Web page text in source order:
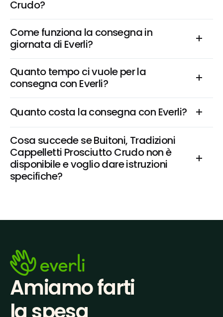
Crudo?
Come funziona la consegna in
giornata di Everli?
Quanto tempo ci vuole per la
consegna con Everli?
Quanto costa la consegna con Everli?
Cosa succede se Buitoni, Tradizioni
Cappelletti Prosciutto Crudo non è
disponibile e voglio dare istruzioni
specifiche?
Amiamo farti